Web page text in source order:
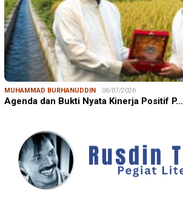
MUHAMMAD BURHANUDDIN 06/07/2026
Agenda dan Bukti Nyata Kinerja Positif P…